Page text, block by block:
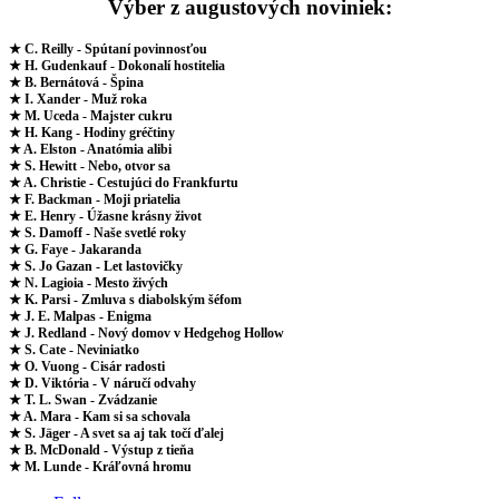
Výber z augustových noviniek:
★ C. Reilly - Spútaní povinnosťou
★ H. Gudenkauf - Dokonalí hostitelia
★ B. Bernátová - Špina
★ I. Xander - Muž roka
★ M. Uceda - Majster cukru
★ H. Kang - Hodiny gréčtiny
★ A. Elston - Anatómia alibi
★ S. Hewitt - Nebo, otvor sa
★ A. Christie - Cestujúci do Frankfurtu
★ F. Backman - Moji priatelia
★ E. Henry - Úžasne krásny život
★ S. Damoff - Naše svetlé roky
★ G. Faye - Jakaranda
★ S. Jo Gazan - Let lastovičky
★ N. Lagioia - Mesto živých
★ K. Parsi - Zmluva s diabolským šéfom
★ J. E. Malpas - Enigma
★ J. Redland - Nový domov v Hedgehog Hollow
★ S. Cate - Neviniatko
★ O. Vuong - Cisár radosti
★ D. Viktória - V náručí odvahy
★ T. L. Swan - Zvádzanie
★ A. Mara - Kam si sa schovala
★ S. Jäger - A svet sa aj tak točí ďalej
★ B. McDonald - Výstup z tieňa
★ M. Lunde - Kráľovná hromu